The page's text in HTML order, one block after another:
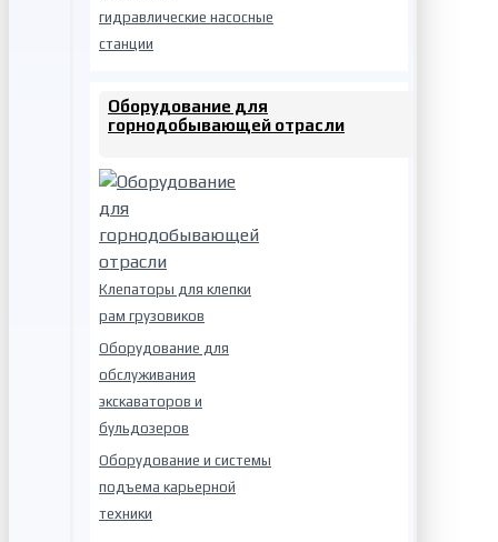
гидравлические насосные
станции
Оборудование для
горнодобывающей отрасли
Клепаторы для клепки
рам грузовиков
Оборудование для
обслуживания
экскаваторов и
бульдозеров
Оборудование и системы
подъема карьерной
техники